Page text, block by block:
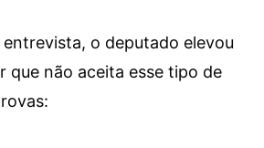
o deputado elevou
que não aceita esse tipo de